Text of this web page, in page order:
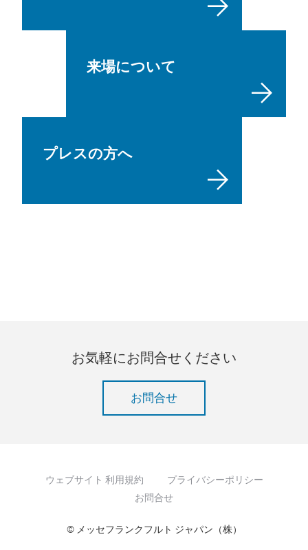
来場について
プレスの方へ
お気軽にお問合せください
お問合せ
ウェブサイト 利用規約
プライバシーポリシー
お問合せ
© メッセフランクフルト ジャパン（株）